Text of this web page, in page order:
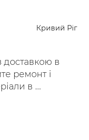
Кривий Ріг
доставкою в
ремонт і
в ...